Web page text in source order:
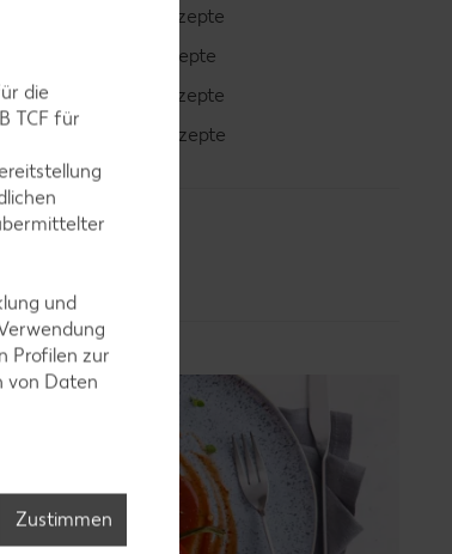
Avocado-Rezepte
Erdbeer-Rezepte
Blaubeer-Rezepte
Bananen-Rezepte
die
TCF für
und
Profilen zur
von Daten
Zustimmen